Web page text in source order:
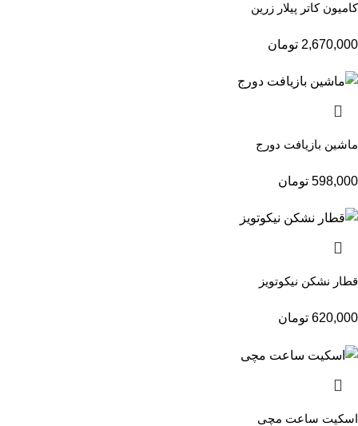
کامیون کاتر پیلار زرین
2,670,000 تومان
ماشین بازیافت دورج
598,000 تومان
قطار نشکن نیکوتویز
620,000 تومان
اسکیت ساعت مچی